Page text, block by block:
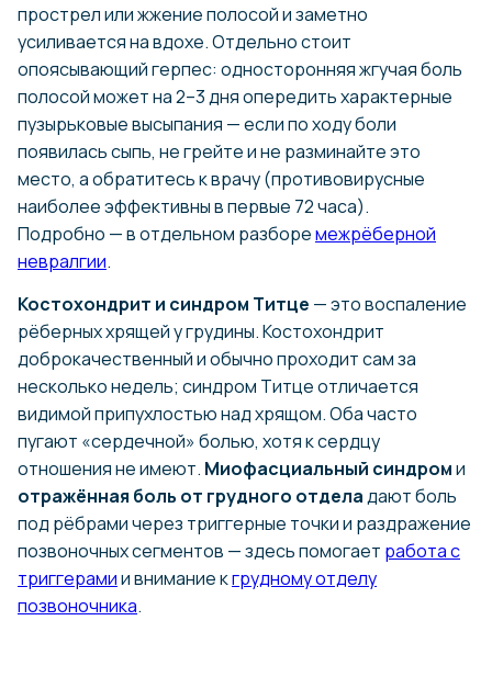
прострел или жжение полосой и заметно
усиливается на вдохе. Отдельно стоит
опоясывающий герпес: односторонняя жгучая боль
полосой может на 2–3 дня опередить характерные
пузырьковые высыпания — если по ходу боли
появилась сыпь, не грейте и не разминайте это
место, а обратитесь к врачу (противовирусные
наиболее эффективны в первые 72 часа).
Подробно — в отдельном разборемежрёберной
невралгии.
Костохондрит и синдром Титце — это воспаление
рёберных хрящей у грудины. Костохондрит
доброкачественный и обычно проходит сам за
несколько недель; синдром Титце отличается
видимой припухлостью над хрящом. Оба часто
пугают «сердечной» болью, хотя к сердцу
отношения не имеют. Миофасциальный синдроми
отражённая боль от грудного отделадают боль
под рёбрами через триггерные точки и раздражение
позвоночных сегментов — здесь помогает работа с
триггерамии внимание кгрудному отделу
позвоночника.